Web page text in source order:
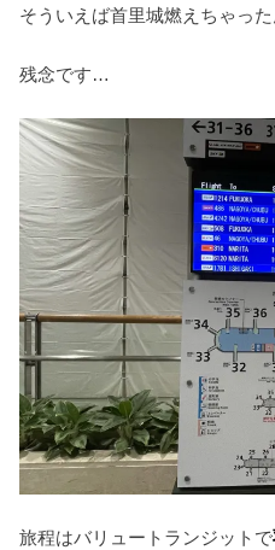
そういえば首里城燃えちゃった
残念です…
旅程はバリュートランジットで